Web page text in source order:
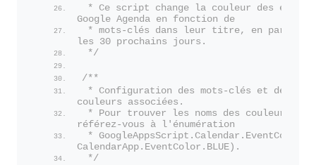
* Ce script change la couleur des
Google Agenda en fonction de
* mots-clés dans leur titre, en
les 30 prochains jours.
*/
/**
* Configuration des mots-clés et des
couleurs associées.
* Pour trouver les noms des couleurs,
référez-vous à l'énumération
* GoogleAppsScript.Calendar.EventColor
CalendarApp.EventColor.BLUE).
*/